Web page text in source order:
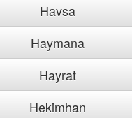
Havsa
Haymana
Hayrat
Hekimhan